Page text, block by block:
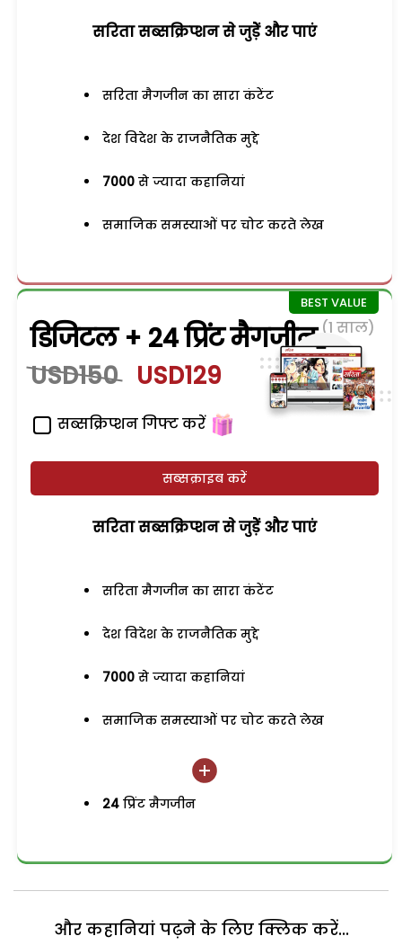
सरिता सब्सक्रिप्शन से जुड़ेें और पाएं
सरिता मैगजीन का सारा कंटेंट
देश विदेश के राजनैतिक मुद्दे
7000 से ज्यादा कहानियां
समाजिक समस्याओं पर चोट करते लेख
डिजिटल + 24 प्रिंट मैगजीन (1 साल)
USD150 USD129
सब्सक्रिप्शन गिफ्ट करें
सब्सक्राइब करें
सरिता सब्सक्रिप्शन से जुड़ेें और पाएं
सरिता मैगजीन का सारा कंटेंट
देश विदेश के राजनैतिक मुद्दे
7000 से ज्यादा कहानियां
समाजिक समस्याओं पर चोट करते लेख
24 प्रिंट मैगजीन
और कहानियां पढ़ने के लिए क्लिक करें...